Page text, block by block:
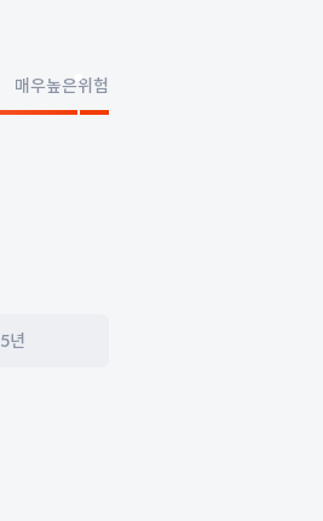
매우높은위험
5년